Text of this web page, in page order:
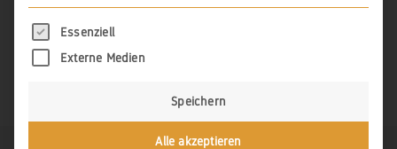
Es folgt eine Liste der Service-Gruppen, für
Essenziell
Externe Medien
Speichern
Alle akzeptieren